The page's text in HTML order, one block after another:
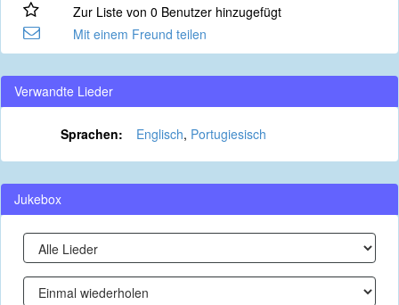
Zur Liste von 0 Benutzer hinzugefügt
Mit einem Freund teilen
Verwandte Lieder
Sprachen: Englisch, Portugiesisch
Jukebox